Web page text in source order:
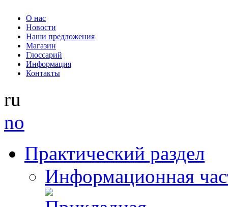
О нас
Новости
Наши предложения
Магазин
Глоссарий
Информация
Контакты
ru
no
Практический раздел
Информационная